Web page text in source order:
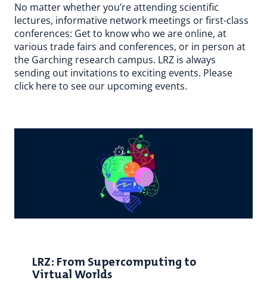
No matter whether you’re attending scientific
lectures, informative network meetings or first-class
conferences: Get to know who we are online, at
various trade fairs and conferences, or in person at
the Garching research campus. LRZ is always
sending out invitations to exciting events. Please
click here to see our upcoming events.
LRZ: From Supercomputing to
Virtual Worlds